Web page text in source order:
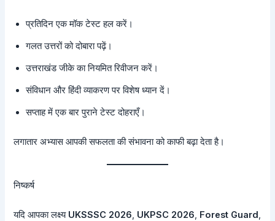
प्रतिदिन एक मॉक टेस्ट हल करें।
गलत उत्तरों को दोबारा पढ़ें।
उत्तराखंड जीके का नियमित रिवीजन करें।
संविधान और हिंदी व्याकरण पर विशेष ध्यान दें।
सप्ताह में एक बार पुराने टेस्ट दोहराएँ।
लगातार अभ्यास आपकी सफलता की संभावना को काफी बढ़ा देता है।
निष्कर्ष
यदि आपका लक्ष्य UKSSSC 2026, UKPSC 2026, Forest Guard,